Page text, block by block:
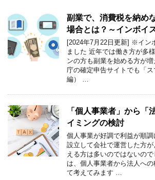
副業で、消費税を納め
場合とは？～インボイ
[2024年7月22日更新] ※イン
ました 近年では働き方が多
ンの方も副業を始める方が
庁の確定申告サイトでも「
編） …
「個人事業者」から「
イミングの検討
個人事業が好調で利益が順
設立して会社で運営した方
える方は多いのではないの
は、個人事業者から法人へ
て考えてみます …